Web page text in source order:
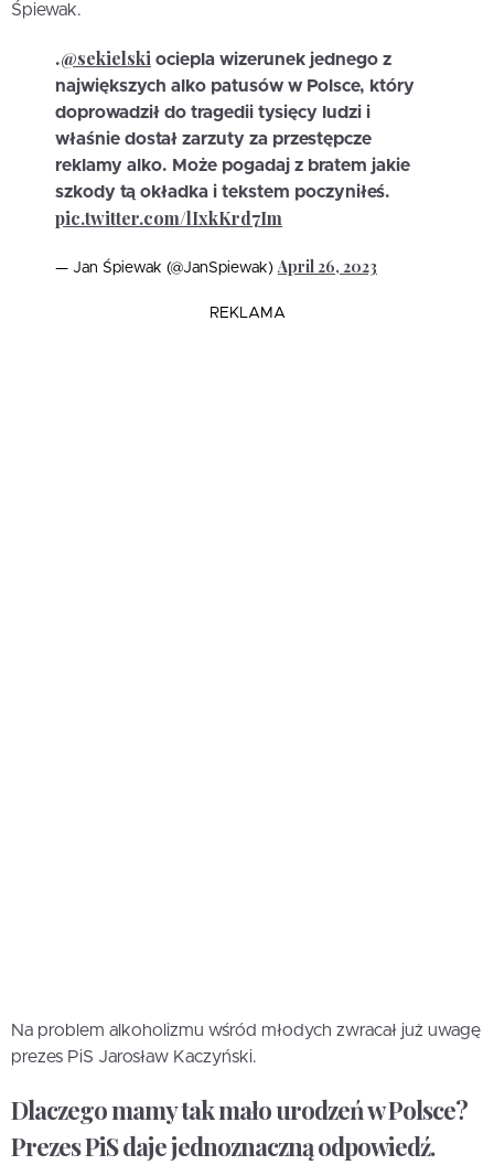
Śpiewak.
.@sekielski ociepla wizerunek jednego z
największych alko patusów w Polsce, który
doprowadził do tragedii tysięcy ludzi i
właśnie dostał zarzuty za przestępcze
reklamy alko. Może pogadaj z bratem jakie
szkody tą okładka i tekstem poczyniłeś.
pic.twitter.com/lIxkKrd7Im
— Jan Śpiewak (@JanSpiewak)April 26, 2023
REKLAMA
Na problem alkoholizmu wśród młodych zwracał już uwagę
prezes PiS Jarosław Kaczyński.
Dlaczego mamy tak mało urodzeń w Polsce?
Prezes PiS daje jednoznaczną odpowiedź.